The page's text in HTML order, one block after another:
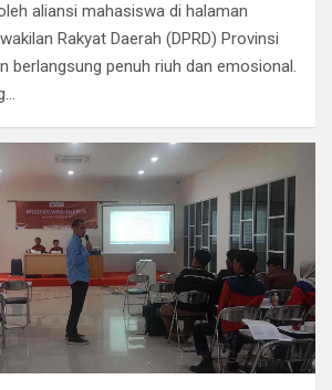
aliansi mahasiswa di halaman
Rakyat Daerah (DPRD) Provinsi
berlangsung penuh riuh dan emosional.